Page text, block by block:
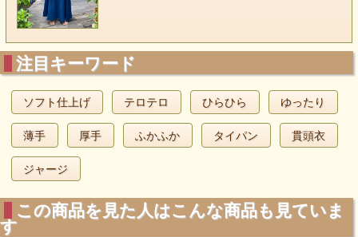
注目キーワード
ソフト仕上げ テロテロ ひらひら ゆったり
薄手 厚手 ふかふか タイパン 貫頭衣
ジャージ
この商品を見た人はこんな商品も見ていま
す